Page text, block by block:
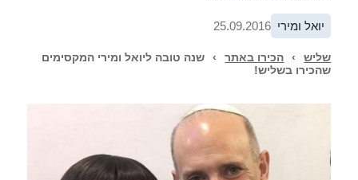
יואל ומירי 25.09.2016
שליש › הכירו באתר ›
שנה טובה ליואל ומירי המקסימים
שהכירו בשליש!